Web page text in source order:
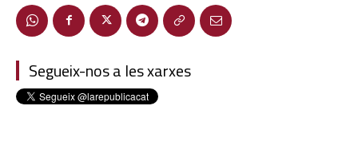
Segueix-nos a les xarxes